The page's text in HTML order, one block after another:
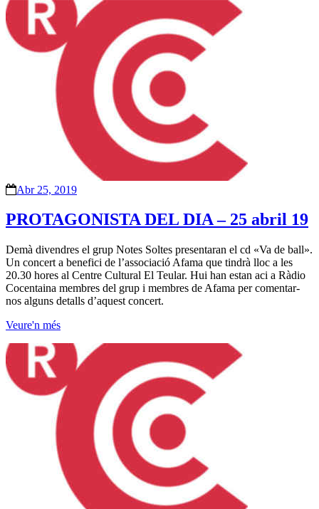
Abr 25, 2019
PROTAGONISTA DEL DIA – 25 abril 19
Demà divendres el grup Notes Soltes presentaran el cd «Va de ball».
Un concert a benefici de l’associació Afama que tindrà lloc a les
20.30 hores al Centre Cultural El Teular. Hui han estan aci a Ràdio
Cocentaina membres del grup i membres de Afama per comentar-
nos alguns detalls d’aquest concert.
Veure'n més